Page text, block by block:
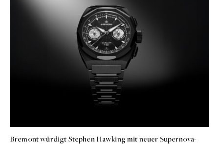
Bremont würdigt Stephen Hawking mit neuer Supernova-